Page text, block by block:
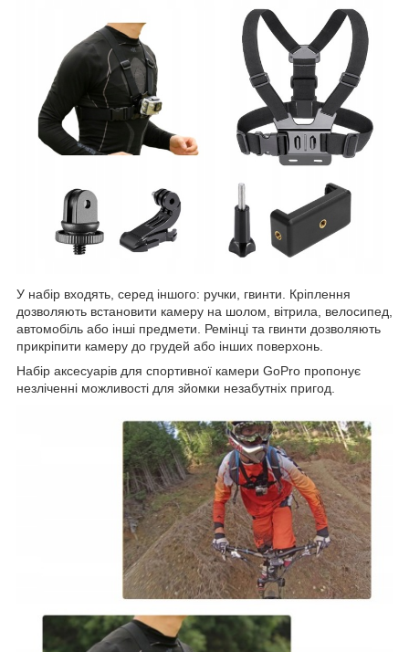
У набір входять, серед іншого: ручки, гвинти. Кріплення
дозволяють встановити камеру на шолом, вітрила, велосипед,
автомобіль або інші предмети. Ремінці та гвинти дозволяють
прикріпити камеру до грудей або інших поверхонь.
Набір аксесуарів для спортивної камери GoPro пропонує
незліченні можливості для зйомки незабутніх пригод.